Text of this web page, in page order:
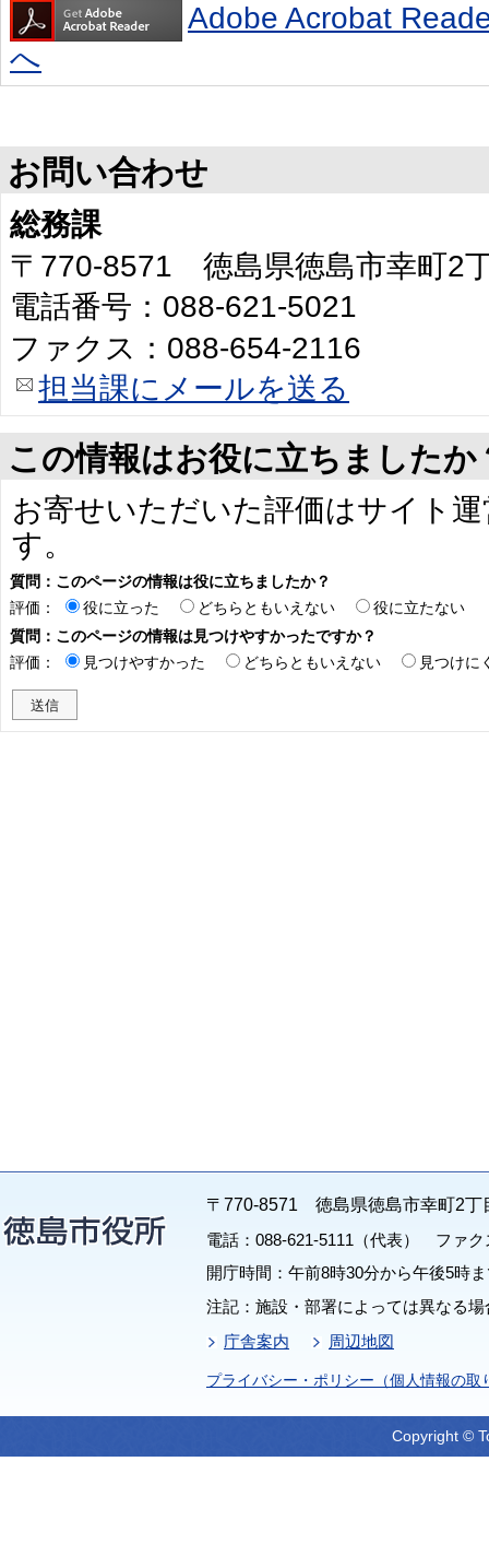
Adobe Acrobat
へ
お問い合わせ
総務課
〒770-8571 徳島県徳島市幸町2
電話番号：088-621-5021
ファクス：088-654-2116
担当課にメールを送る
この情報はお役に立ちましたか
お寄せいただいた評価はサイト
す。
質問：このページの情報は役に立ちましたか？
評価：
役に立った どちらともいえない
役に立たない
質問：このページの情報は見つけやすかったですか？
評価：
見つけやすかった どちらともいえない 見つけに
〒770-8571 徳島県徳島市幸町2丁
電話：088-621-5111（代表） ファク
開庁時間：午前8時30分から午後5時
注記：施設・部署によっては異なる
庁舎案内
周辺地図
プライバシー・ポリシー（個人情報の取
Copyright ©